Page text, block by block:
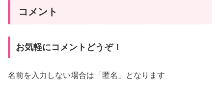
コメント
お気軽にコメントどうぞ！
名前を入力しない場合は「匿名」となります